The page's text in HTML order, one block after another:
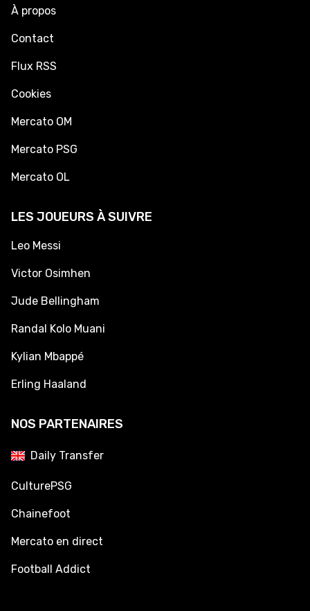
À propos
Contact
Flux RSS
Cookies
Mercato OM
Mercato PSG
Mercato OL
LES JOUEURS À SUIVRE
Leo Messi
Victor Osimhen
Jude Bellingham
Randal Kolo Muani
Kylian Mbappé
Erling Haaland
NOS PARTENAIRES
Daily Transfer
CulturePSG
Chainefoot
Mercato en direct
Football Addict